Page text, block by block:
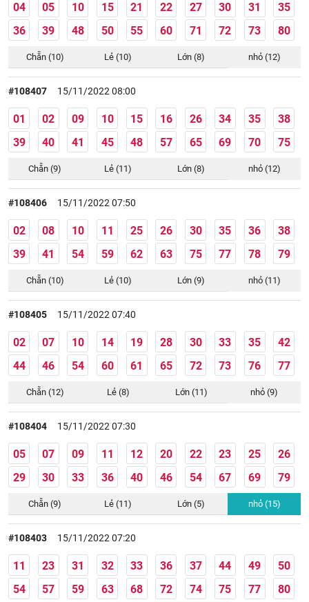
04 05 10 15 21 22 27 30 31
35
36
39 48 50 55 60 71 72 73 80
Chẵn (10) Lẻ (10) Lớn (8) nhỏ (12)
#108407 15/11/2022 08:00
01 02 09 10 15 16 26 34 35
38
39
40 41 45 48 57 65 69 70 75
Chẵn (9) Lẻ (11) Lớn (8) nhỏ (12)
#108406 15/11/2022 07:50
02 08 10 11 25 26 30 35 36
38
39
41 54 59 62 63 75 77 78 79
Chẵn (10) Lẻ (10) Lớn (9) nhỏ (11)
#108405 15/11/2022 07:40
02 07 10 14 19 28 30 33 35
42
44
46 54 60 61 65 72 73 76 77
Chẵn (12) Lẻ (8) Lớn (11) nhỏ (9)
#108404 15/11/2022 07:30
05 07 09 11 12 20 22 23 25
26
29
30 33 36 40 46 54 67 69 79
Chẵn (9) Lẻ (11) Lớn (5) nhỏ (15)
#108403 15/11/2022 07:20
11 23 31 32 33 36 37 44 49
50
54
57 59 63 68 72 74 75 77 80